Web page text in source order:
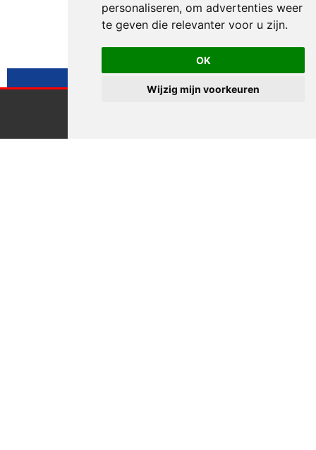
personaliseren, om advertenties weer
te geven die relevanter voor u zijn.
OK
Wijzig mijn voorkeuren
Zullen we
afspreken?